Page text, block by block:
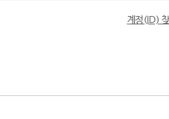
계정(ID)